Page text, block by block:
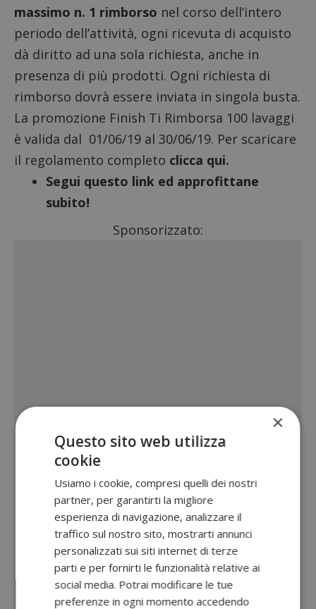
massimo n. 1 rimborso nel corso dell’intero
periodo dell’attività, ogni ricevuta di acquisto
dà diritto ad una sola richiesta, anche in
presenza di più prodotti. Ogni richiesta di
rimborso dovrà essere inviata in singola busta.
La promozione Finish Ti Rimborsa 100 lavaggi
è valida dal 01/06/19 al 30/06/19. Per scaricare
il regolamento completo clicca qui.
Segui questo link ed approfittane
subito!
Sponsorizzato:
×
Questo sito web utilizza
cookie
Usiamo i cookie, compresi quelli dei nostri
partner, per garantirti la migliore
esperienza di navigazione, analizzare il
traffico sul nostro sito, mostrarti annunci
personalizzati sui siti internet di terze
parti e per fornirti le funzionalità relative ai
social media. Potrai modificare le tue
preferenze in ogni momento accedendo